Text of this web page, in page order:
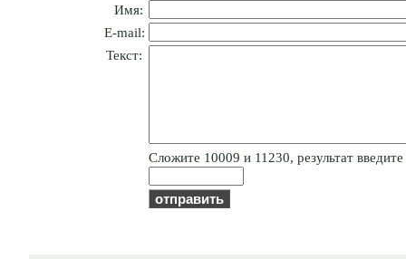
Имя:
E-mail:
Текст:
Cлoжитe 10009 и 11230, результат